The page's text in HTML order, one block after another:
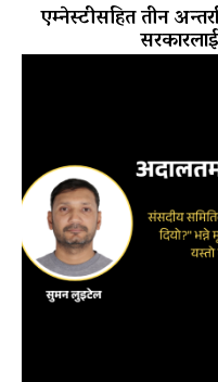
एम्नेस्टीसहित तीन